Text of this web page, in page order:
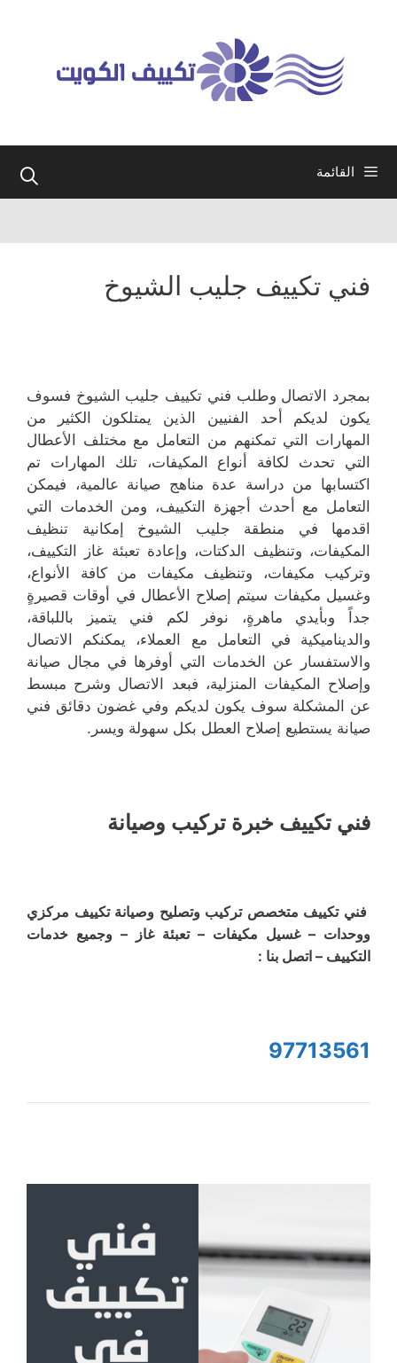
القائمة
فني تكييف جليب الشيوخ
بمجرد الاتصال وطلب فني تكييف جليب الشيوخ فسوف
يكون لديكم أحد الفنيين الذين يمتلكون الكثير من
المهارات التي تمكنهم من التعامل مع مختلف الأعطال
التي تحدث لكافة أنواع المكيفات، تلك المهارات تم
اكتسابها من دراسة عدة مناهج صيانة عالمية، فيمكن
التعامل مع أحدث أجهزة التكييف، ومن الخدمات التي
اقدمها في منطقة جليب الشيوخ إمكانية تنظيف
المكيفات، وتنظيف الدكتات، وإعادة تعبئة غاز التكييف،
وتركيب مكيفات، وتنظيف مكيفات من كافة الأنواع،
وغسيل مكيفات سيتم إصلاح الأعطال في أوقات قصيرةٍ
جداً وبأيدي ماهرةٍ، نوفر لكم فني يتميز باللباقة،
والديناميكية في التعامل مع العملاء، يمكنكم الاتصال
والاستفسار عن الخدمات التي أوفرها في مجال صيانة
وإصلاح المكيفات المنزلية، فبعد الاتصال وشرح مبسط
عن المشكلة سوف يكون لديكم وفي غضون دقائق فني
صيانة يستطيع إصلاح العطل بكل سهولة ويسر.
فني تكييف خبرة تركيب وصيانة
فني تكييف متخصص تركيب وتصليح وصيانة تكييف مركزي
ووحدات – غسيل مكيفات – تعبئة غاز – وجميع خدمات
التكييف – اتصل بنا :
97713561